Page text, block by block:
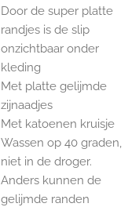
Door de super platte
randjes is de slip
onzichtbaar onder
kleding
Met platte gelijmde
zijnaadjes
Met katoenen kruisje
Wassen op 40 graden,
niet in de droger.
Anders kunnen de
gelijmde randen